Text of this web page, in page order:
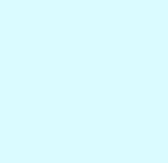
Leden følger
Storli starter